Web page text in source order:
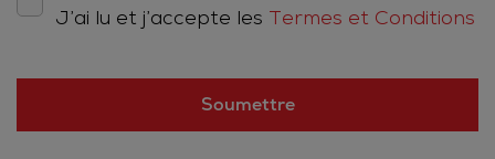
J’ai lu et j’accepte les Termes et Conditions
Termes et Conditions